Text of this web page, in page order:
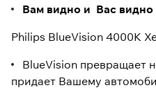
Вам видно и Вас видно
Philips BlueVision 4000K
BlueVision превращает
придает Вашему